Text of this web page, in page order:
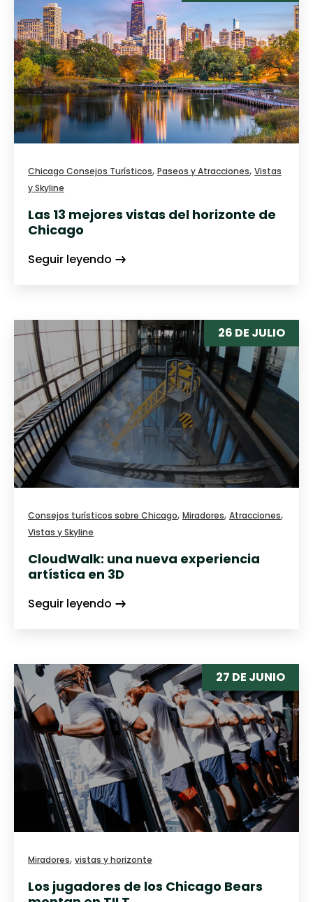
Chicago Consejos Turísticos, Paseos y Atracciones, Vistas
y Skyline
Las 13 mejores vistas del horizonte de
Chicago
Seguir leyendo
26 DE JULIO
Consejos turísticos sobre Chicago, Miradores, Atracciones,
Vistas y Skyline
CloudWalk: una nueva experiencia
artística en 3D
Seguir leyendo
27 DE JUNIO
Miradores, vistas y horizonte
Los jugadores de los Chicago Bears